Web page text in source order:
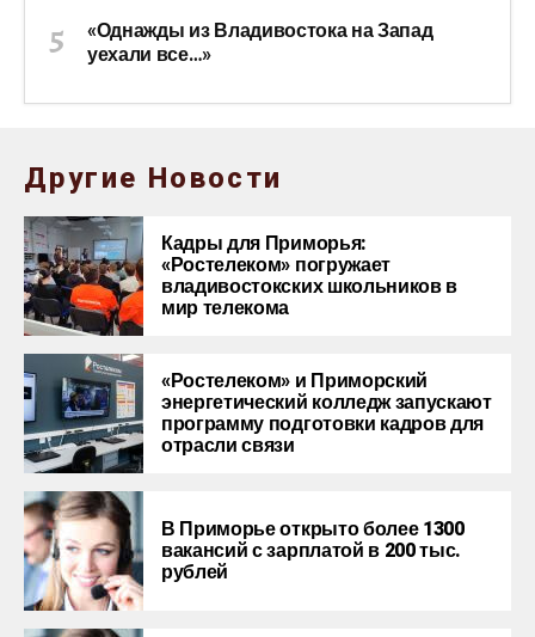
«Однажды из Владивостока на Запад
уехали все…»
Другие Новости
Кадры для Приморья:
«Ростелеком» погружает
владивостокских школьников в
мир телекома
«Ростелеком» и Приморский
энергетический колледж запускают
программу подготовки кадров для
отрасли связи
В Приморье открыто более 1300
вакансий с зарплатой в 200 тыс.
рублей